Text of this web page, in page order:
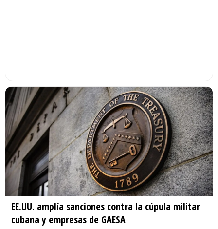
EE.UU. amplía sanciones contra la cúpula militar
cubana y empresas de GAESA